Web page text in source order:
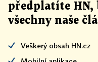
předplatíte HN,
všechny naše
Veškerý obsah HN.cz